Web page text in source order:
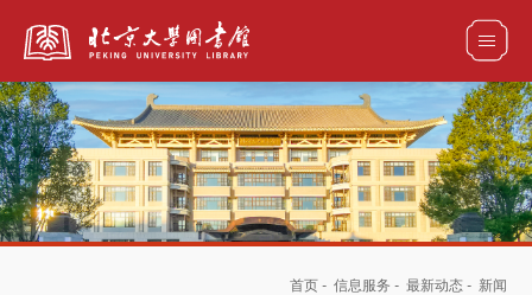
全部资源
首页 - 信息服务 - 最新动态 - 新闻